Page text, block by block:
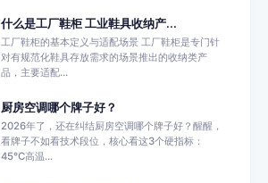
什么是工厂鞋柜 工业鞋具收纳产...
工厂鞋柜的基本定义与适配场景 工厂鞋柜是专门针
对有规范化鞋具存放需求的场景推出的收纳类产
品，主要适配...
厨房空调哪个牌子好？
2026年了，还在纠结厨房空调哪个牌子好？醒醒，
看牌子不如看技术段位，核心看这3个硬指标：
45℃高温...